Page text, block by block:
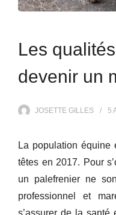
Les
devenir un
JOSETTE GILLES 5
La population
têtes en 2017. Pour
un palefrenier ne
professionnel et
s’assurer de la santé